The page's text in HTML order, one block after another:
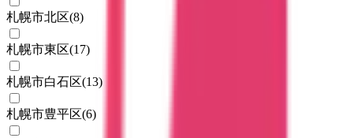
札幌市北区(8)
札幌市東区(17)
札幌市白石区(13)
札幌市豊平区(6)